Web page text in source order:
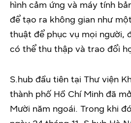
hình cảm ứng và máy tính
để tạo ra không gian như
thuật để phục vụ mọi người,
có thể thu thập và trao đổi
S.hub đầu tiên tại Thư viện
thành phố Hồ Chí Minh đã
Mười năm ngoái. Trong khi